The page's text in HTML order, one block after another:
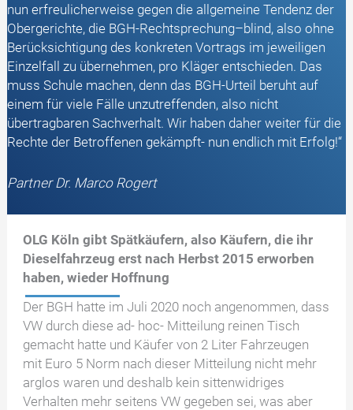
nun erfreulicherweise gegen die allgemeine Tendenz der
Obergerichte, die BGH-Rechtsprechung–blind, also ohne
Berücksichtigung des konkreten Vortrags im jeweiligen
Einzelfall zu übernehmen, pro Kläger entschieden. Das
muss Schule machen, denn das BGH-Urteil beruht auf
einem für viele Fälle unzutreffenden, also nicht
übertragbaren Sachverhalt. Wir haben daher weiter für die
Rechte der Betroffenen gekämpft- nun endlich mit Erfolg!“
Partner Dr. Marco Rogert
OLG Köln gibt Spätkäufern, also Käufern, die ihr
Dieselfahrzeug erst nach Herbst 2015 erworben
haben, wieder Hoffnung
Der BGH hatte im Juli 2020 noch angenommen, dass
VW durch diese ad- hoc- Mitteilung reinen Tisch
gemacht hatte und Käufer von 2 Liter Fahrzeugen
mit Euro 5 Norm nach dieser Mitteilung nicht mehr
arglos waren und deshalb kein sittenwidriges
Verhalten mehr seitens VW gegeben sei, was aber